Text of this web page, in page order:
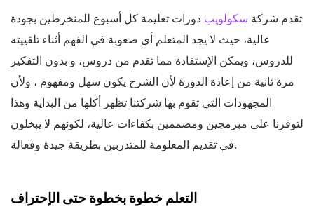
تقدم شركة سكولويب دورات تعليمة كل أسبوع للمنخرطين بجودة
عالية، حيث لا يجد المتعلم أي صعوبة في الفهم أثناء تلقييته
للدروس، ويمكن الإستفادة مما تقدم من دروس، و بدون التفكير
مرة ثانية من إعادة الدورة لأن الشرح يكون سهل ومفهوم ، ولأن
المجهودات التي تقوم بها شركتنا تظهر أكلها من البداية وهذا
لتوفرنا على مبرمجين ومصممين بكفاءات عالية، لكونهم لا يبخلون
في تقديم المعلومة للمتدربين بطريقة جيدة وفعالة.
التعلم خطوة بخطوة حتى الإحتراف